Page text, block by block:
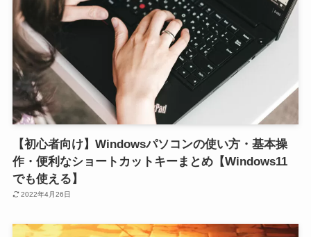
【初心者向け】Windowsパソコンの使い方・基本操
作・便利なショートカットキーまとめ【Windows11
でも使える】
2022年4月26日